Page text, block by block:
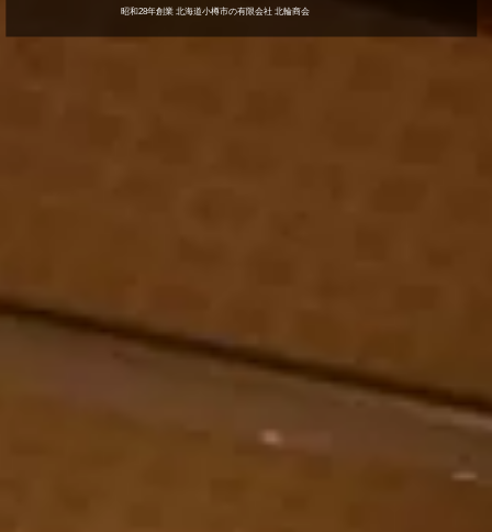
昭和28年創業 北海道小樽市の有限会社 北輪商会